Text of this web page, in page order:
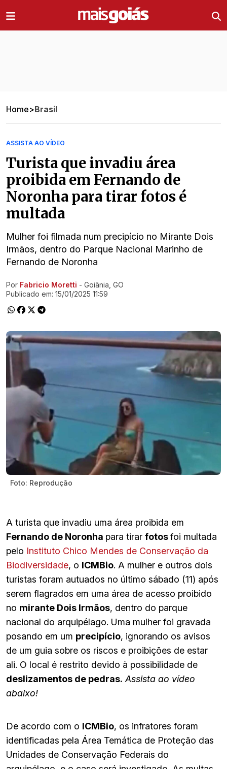
Home>Brasil
ASSISTA AO VÍDEO
Turista que invadiu área
proibida em Fernando de
Noronha para tirar fotos é
multada
Mulher foi filmada num precipício no Mirante Dois
Irmãos, dentro do Parque Nacional Marinho de
Fernando de Noronha
Ir direto pra matéria
Por Fabricio Moretti - Goiânia, GO
Publicado em: 15/01/2025 11:59
Foto: Reprodução
A turista que invadiu uma área proibida em
Fernando de Noronha para tirar fotosfoi multada
pelo Instituto Chico Mendes de Conservação da
Biodiversidade, o ICMBio. A mulher e outros dois
turistas foram autuados no último sábado (11) após
serem flagrados em uma área de acesso proibido
no mirante Dois Irmãos, dentro do parque
nacional do arquipélago. Uma mulher foi gravada
posando em um precipício, ignorando os avisos
de um guia sobre os riscos e proibições de estar
ali. O local é restrito devido à possibilidade de
deslizamentos de pedras. Assista ao vídeo
abaixo!
De acordo com o ICMBio, os infratores foram
identificadas pela Área Temática de Proteção das
Unidades de Conservação Federais do